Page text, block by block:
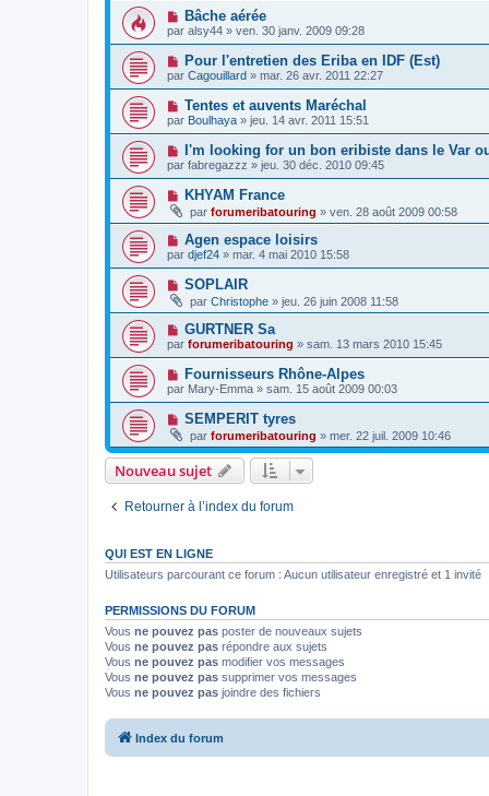
Bâche aérée
par alsy44 » ven. 30 janv. 2009 09:28
Pour l'entretien des Eriba en IDF (Est)
par Cagouillard » mar. 26 avr. 2011 22:27
Tentes et auvents Maréchal
par Boulhaya » jeu. 14 avr. 2011 15:51
I'm looking for un bon eribiste dans le Var
par fabregazzz » jeu. 30 déc. 2010 09:45
KHYAM France
par forumeribatouring » ven. 28 août 2009 00:58
Agen espace loisirs
par djef24 » mar. 4 mai 2010 15:58
SOPLAIR
par Christophe » jeu. 26 juin 2008 11:58
GURTNER Sa
par forumeribatouring » sam. 13 mars 2010 15:45
Fournisseurs Rhône-Alpes
par Mary-Emma » sam. 15 août 2009 00:03
SEMPERIT tyres
par forumeribatouring » mer. 22 juil. 2009 10:46
Nouveau sujet
Retourner à l’index du forum
QUI EST EN LIGNE
Utilisateurs parcourant ce forum : Aucun utilisateur enregistré et 1 invité
PERMISSIONS DU FORUM
Vous ne pouvez pas poster de nouveaux sujets
Vous ne pouvez pas répondre aux sujets
Vous ne pouvez pas modifier vos messages
Vous ne pouvez pas supprimer vos messages
Vous ne pouvez pas joindre des fichiers
Index du forum